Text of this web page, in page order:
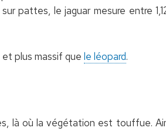
pattes, le jaguar mesure entre
plus massif que le léopard.
là où la végétation est touffue.